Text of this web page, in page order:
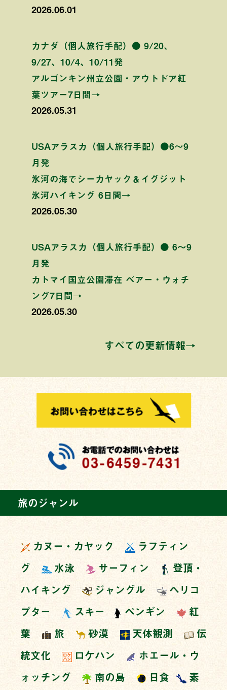
2026.06.01
カナダ（個人旅行手配）● 9/20、
9/27、10/4、10/11発
アルゴンキン州立公園・アウトドア紅
葉ツアー7日間→
2026.05.31
USAアラスカ（個人旅行手配）●6〜9
月発
氷河の海でシーカヤック＆イグジット
氷河ハイキング 6日間→
2026.05.30
USAアラスカ（個人旅行手配）● 6〜9
月発
カトマイ国立公園滞在 ベアー・ウォチ
ング7日間→
2026.05.30
すべての更新情報→
旅のジャンル
カヌー・カヤック
ラフティン
グ
水泳 サーフィン
登頂・
ハイキング
ジャングル
ヘリコ
プター
スキー ペンギン
紅
葉
旅 砂漠 天体観測
伝
統文化
ロケハン
ホエール・ウ
ォッチング
南の島 日食
素